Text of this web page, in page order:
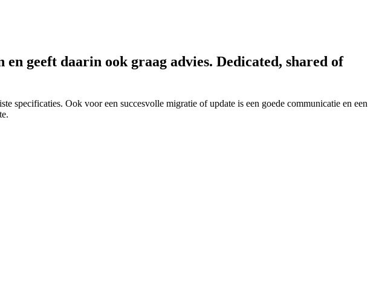
geeft daarin ook graag advies. Dedicated, shared of
specificaties. Ook voor een succesvolle migratie of update is een goede communicatie en een